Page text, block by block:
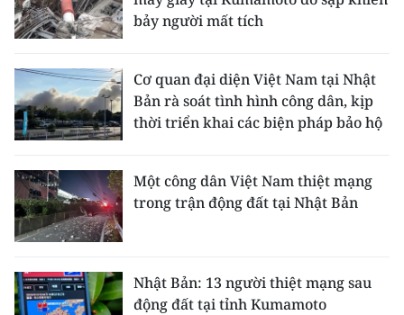
bảy người mất tích
Cơ quan đại diện Việt Nam tại Nhật
Bản rà soát tình hình công dân, kịp
thời triển khai các biện pháp bảo hộ
Một công dân Việt Nam thiệt mạng
trong trận động đất tại Nhật Bản
Nhật Bản: 13 người thiệt mạng sau
động đất tại tỉnh Kumamoto